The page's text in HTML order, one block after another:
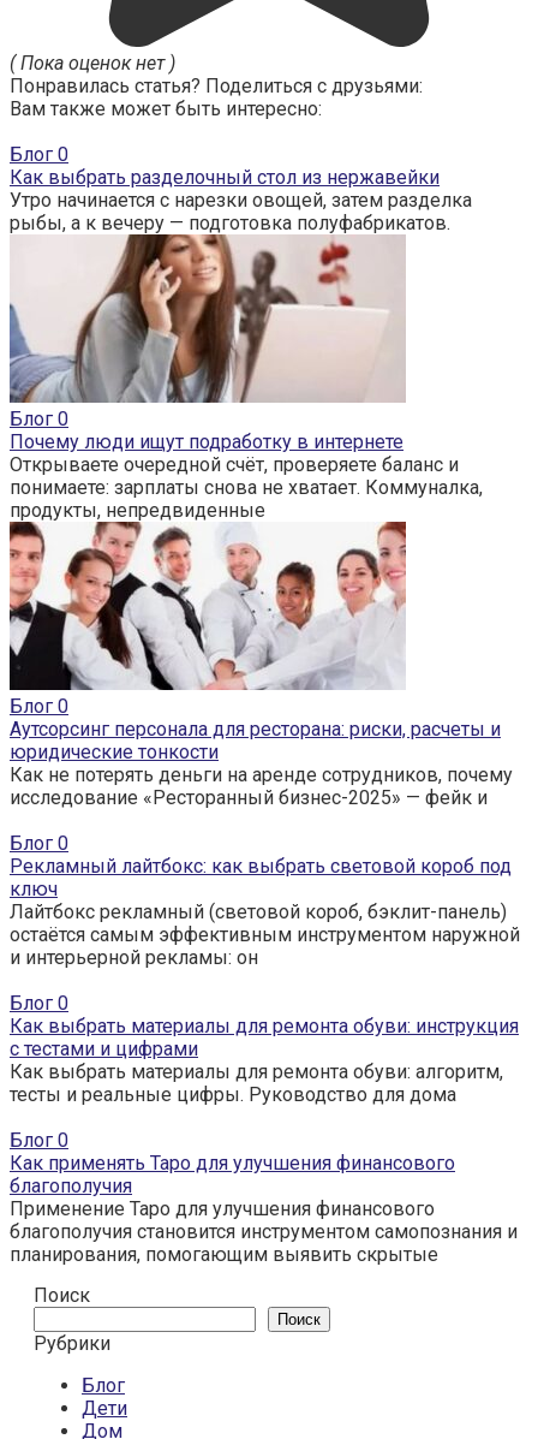
( Пока оценок нет )
Понравилась статья? Поделиться с друзьями:
Вам также может быть интересно:
Блог 0
Как выбрать разделочный стол из нержавейки
Утро начинается с нарезки овощей, затем разделка
рыбы, а к вечеру — подготовка полуфабрикатов.
Блог 0
Почему люди ищут подработку в интернете
Открываете очередной счёт, проверяете баланс и
понимаете: зарплаты снова не хватает. Коммуналка,
продукты, непредвиденные
Блог 0
Аутсорсинг персонала для ресторана: риски, расчеты и
юридические тонкости
Как не потерять деньги на аренде сотрудников, почему
исследование «Ресторанный бизнес-2025» — фейк и
Блог 0
Рекламный лайтбокс: как выбрать световой короб под
ключ
Лайтбокс рекламный (световой короб, бэклит-панель)
остаётся самым эффективным инструментом наружной
и интерьерной рекламы: он
Блог 0
Как выбрать материалы для ремонта обуви: инструкция
с тестами и цифрами
Как выбрать материалы для ремонта обуви: алгоритм,
тесты и реальные цифры. Руководство для дома
Блог 0
Как применять Таро для улучшения финансового
благополучия
Применение Таро для улучшения финансового
благополучия становится инструментом самопознания и
планирования, помогающим выявить скрытые
Поиск
Поиск
Рубрики
Блог
Дети
Дом